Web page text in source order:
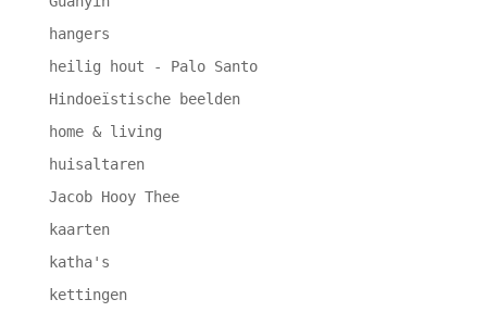
hangers
heilig hout - Palo Santo
Hindoeïstische beelden
home & living
huisaltaren
Jacob Hooy Thee
kaarten
katha's
kettingen